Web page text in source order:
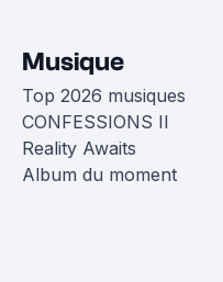
Musique
Top 2026 musiques
CONFESSIONS II
Reality Awaits
Album du moment